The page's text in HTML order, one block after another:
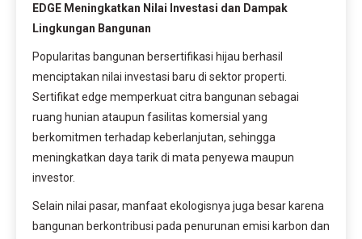
EDGE Meningkatkan Nilai Investasi dan Dampak
Lingkungan Bangunan
Popularitas bangunan bersertifikasi hijau berhasil
menciptakan nilai investasi baru di sektor properti.
Sertifikat edge memperkuat citra bangunan sebagai
ruang hunian ataupun fasilitas komersial yang
berkomitmen terhadap keberlanjutan, sehingga
meningkatkan daya tarik di mata penyewa maupun
investor.
Selain nilai pasar, manfaat ekologisnya juga besar karena
bangunan berkontribusi pada penurunan emisi karbon dan